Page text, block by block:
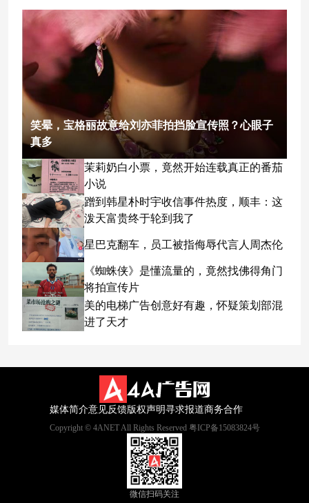
笑晕，宝格丽故意给刘亦菲拍挡脸宣传照？心眼子
真多
茉莉奶白小票，竟然开始连载真正的番茄
小说
蹭到韩星朴时宇收信事件热度，顺丰：这
泼天富贵终于轮到我了
星巴克翻车，员工被指侮辱代言人周杰伦
《蜘蛛侠》是懂流量的，竟然找佛得角门
将拍宣传片
美的电梯广告创意好有趣，怀疑策划部混
进了天才
媒体简介意见反馈版权声明寻求报道商务合作
Copyright © 4ANET All Rights Reserved 粤ICP备15083824号
微信扫码关注